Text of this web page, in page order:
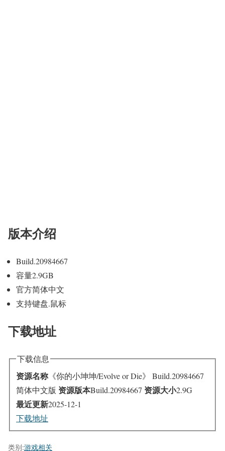
版本介绍
Build.20984667
容量2.9GB
官方简体中文
支持键盘.鼠标
下载地址
下载信息
资源名称 《你的小坤坤/Evolve or Die》 Build.20984667
简体中文版 资源版本Build.20984667 资源大小2.9G
最近更新2025-12-1
下载地址
类别:游戏相关